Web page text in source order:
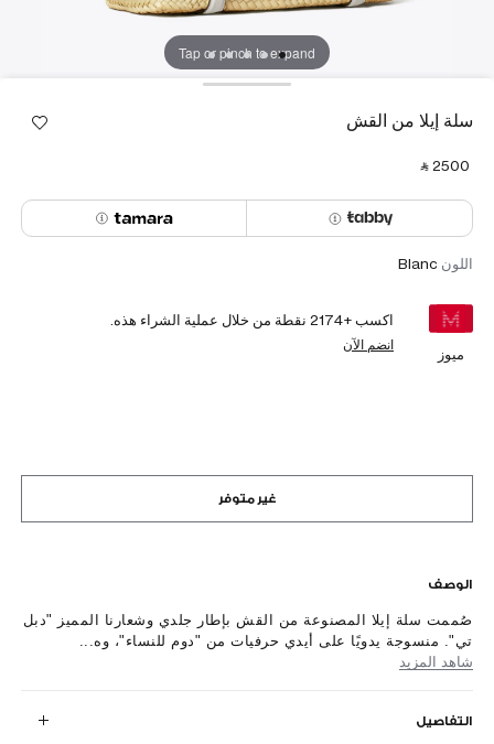
Tap or pinch to expand
سلة إيلا من القش
‎ ⃁ ⁦2500⁩ ‎
اللون Blanc
ميوز
اكسب +2174 نقطة من خلال عملية الشراء هذه.
انضم الآن
غير متوفر
الوصف
صُممت سلة إيلا المصنوعة من القش بإطار جلدي وشعارنا المميز "دبل
تي". منسوجة يدويًا على أيدي حرفيات من "دوم للنساء"، وه...
شاهد المزيد
التفاصيل